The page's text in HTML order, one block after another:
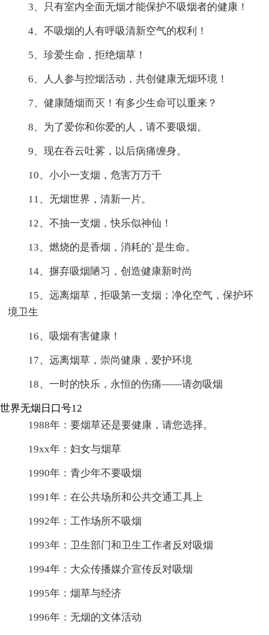
3、只有室内全面无烟才能保护不吸烟者的健康！
4、不吸烟的人有呼吸清新空气的权利！
5、珍爱生命，拒绝烟草！
6、人人参与控烟活动，共创健康无烟环境！
7、健康随烟而灭！有多少生命可以重来？
8、为了爱你和你爱的人，请不要吸烟。
9、现在吞云吐雾，以后病痛缠身。
10、小小一支烟，危害万万千
11、无烟世界，清新一片。
12、不抽一支烟，快乐似神仙！
13、燃烧的是香烟，消耗的`是生命。
14、摒弃吸烟陋习，创造健康新时尚
15、远离烟草，拒吸第一支烟；净化空气，保护环
境卫生
16、吸烟有害健康！
17、远离烟草，崇尚健康，爱护环境
18、一时的快乐，永恒的伤痛——请勿吸烟
世界无烟日口号12
1988年：要烟草还是要健康，请您选择。
19xx年：妇女与烟草
1990年：青少年不要吸烟
1991年：在公共场所和公共交通工具上
1992年：工作场所不吸烟
1993年：卫生部门和卫生工作者反对吸烟
1994年：大众传播媒介宣传反对吸烟
1995年：烟草与经济
1996年：无烟的文体活动